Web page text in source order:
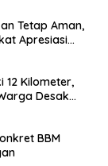
Tetap Aman,
Apresiasi
12 Kilometer,
Desak
BBM